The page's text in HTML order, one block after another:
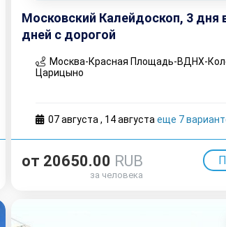
Московский Калейдоскоп, 3 дня
дней с дорогой
Москва-Красная Площадь-ВДНХ-
Царицыно
07 августа , 14 августа еще 7
от 20650.00 RUB
за человека